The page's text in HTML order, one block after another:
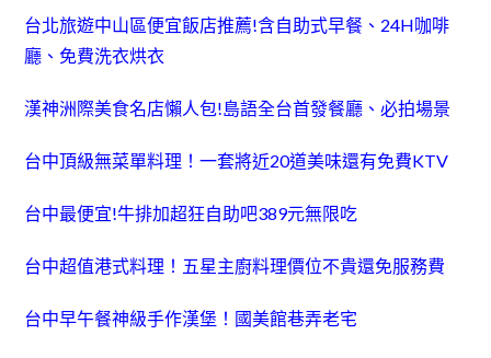
台北旅遊中山區便宜飯店推薦!含自助式早餐、24H咖啡
廳、免費洗衣烘衣
漢神洲際美食名店懶人包!島語全台首發餐廳、必拍場景
台中頂級無菜單料理！一套將近20道美味還有免費KTV
台中最便宜!牛排加超狂自助吧389元無限吃
台中超值港式料理！五星主廚料理價位不貴還免服務費
台中早午餐神級手作漢堡！國美館巷弄老宅